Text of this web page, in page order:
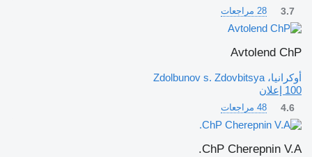
3.7 28 مراجعات
Avtolend ChP
أوكرانيا، Zdolbunov s. Zdovbitsya
100 إعلان
4.6 48 مراجعات
ChP Cherepnin V.A.